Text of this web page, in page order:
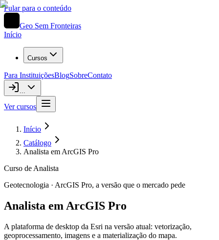
Pular para o conteúdo
Geo Sem Fronteiras
Início
Cursos
Para InstituiçõesBlogSobreContato
...
Ver cursos
Início
Catálogo
Analista em ArcGIS Pro
Curso de Analista
Geotecnologia · ArcGIS Pro, a versão que o mercado pede
Analista em ArcGIS Pro
A plataforma de desktop da Esri na versão atual: vetorização,
geoprocessamento, imagens e a materialização do mapa.